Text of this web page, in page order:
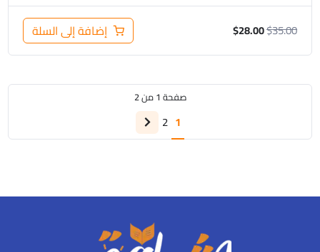
$35.00
$28.00 إضافة إلى السلة
صفحة 1من2
1
2
Next
page